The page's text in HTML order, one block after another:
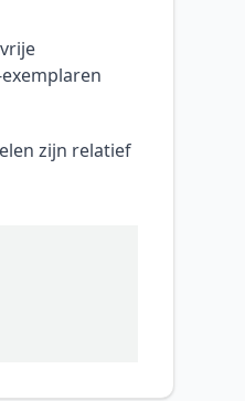
zijn relatief